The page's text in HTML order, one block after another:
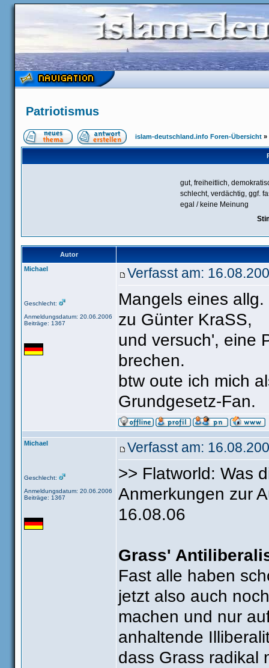
Patriotismus
islam-deutschland.info Foren-Übersicht »
gut, freiheitlich,
schlecht, verdächtig, ggf.
egal / keine Meinung
Autor
Michael
Geschlecht:
Anmeldungsdatum: 20.06.2006
Beiträge: 1367
Verfasst am:
Mangels eines
zu Günter KraSS,
und versuch', eine
brechen.
btw oute ich mich
Grundgesetz-Fan.
Michael
Geschlecht:
Anmeldungsdatum: 20.06.2006
Beiträge: 1367
Verfasst am:
>> Flatworld: Was
Anmerkungen zur
16.08.06
Grass'
Fast alle haben
jetzt also auch
machen und nur
anhaltende
dass Grass radikal